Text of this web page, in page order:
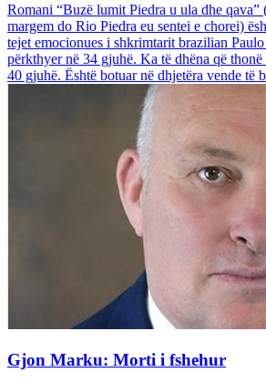
Romani “Buzë lumit Piedra u ula dhe qava”
margem do Rio Piedra eu sentei e chorei)
tejet emocionues i shkrimtarit brazilian
përkthyer në 34 gjuhë. Ka të dhëna që thonë
40 gjuhë. Është botuar në dhjetëra vende të
Gjon Marku: Morti i fshehur